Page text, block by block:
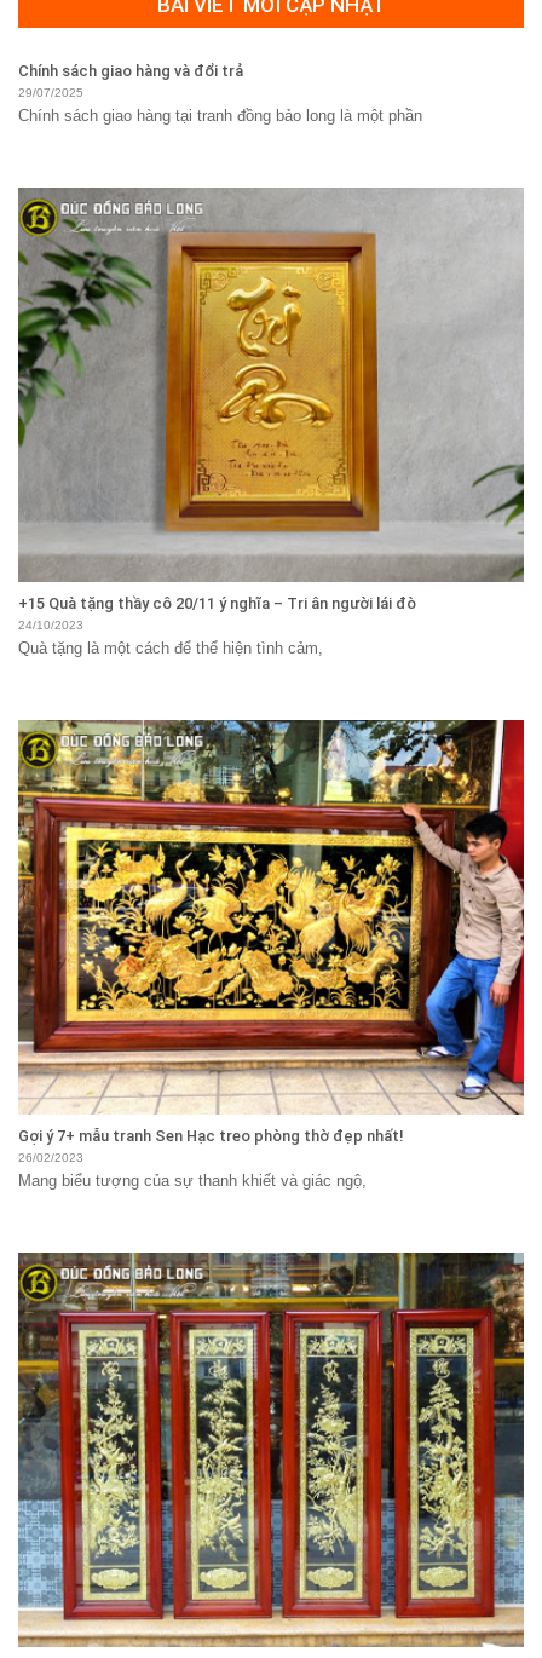
BÀI VIẾT MỚI CẬP NHẬT
Chính sách giao hàng và đổi trả
29/07/2025
Chính sách giao hàng tại tranh đồng bảo long là một phần
+15 Quà tặng thầy cô 20/11 ý nghĩa – Tri ân người lái đò
24/10/2023
Quà tặng là một cách để thể hiện tình cảm,
Gợi ý 7+ mẫu tranh Sen Hạc treo phòng thờ đẹp nhất!
26/02/2023
Mang biểu tượng của sự thanh khiết và giác ngộ,